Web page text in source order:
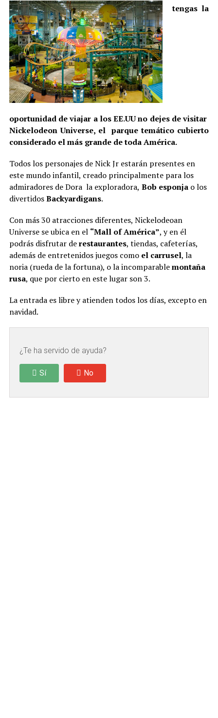
tengas la
oportunidad de viajar a los EE.UU no dejes de visitar
Nickelodeon Universe, el parque temático cubierto
considerado el más grande de toda América.
Todos los personajes de Nick Jr estarán presentes en
este mundo infantil, creado principalmente para los
admiradores de Dora la exploradora, Bob esponjao los
divertidosBackyardigans.
Con más 30 atracciones diferentes, Nickelodeoan
Universe se ubica en el “Mall of América”, y en él
podrás disfrutar derestaurantes, tiendas, cafeterías,
además de entretenidos juegos como el carrusel, la
noria (rueda de la fortuna), o la incomparablemontaña
rusa, que por cierto en este lugar son 3.
La entrada es libre y atienden todos los días, excepto en
navidad.
¿Te ha servido de ayuda?
Sí No